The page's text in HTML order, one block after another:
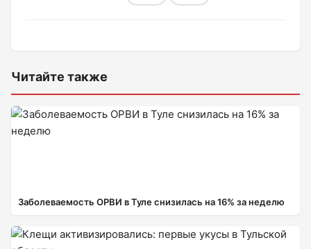
Читайте также
Заболеваемость ОРВИ в Туле снизилась на 16% за неделю